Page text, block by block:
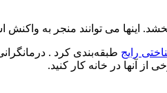
اینها می توانند منجر به واکنش
رایج طبقه‌بندی کرد .
آنها در خانه کار کنید.